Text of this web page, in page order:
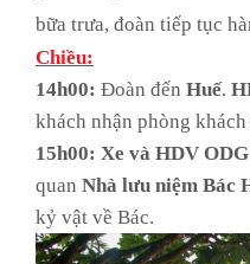
bữa trưa, đoàn tiếp tục
Chiều:
14h00: Đoàn đến Huế.
khách nhận phòng
15h00: Xe và HDV
quan Nhà lưu niệm Bác
kỷ vật về Bác.